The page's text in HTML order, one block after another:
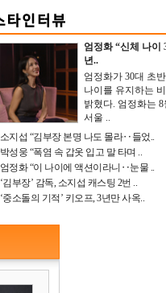
엄정화 “신체 나이
년..
엄정화가 30대 초반
나이를 유지하는
밝혔다. 엄정화는 8
서울 ..
소지섭 “김부장 본명 나도 몰라‥들었..
박성웅 “폭염 속 갑옷 입고 말 타며 ..
엄정화 “이 나이에 액션이라니‥눈물 ..
‘김부장’ 감독, 소지섭 캐스팅 2번 ..
‘중소돌의 기적’ 키오프, 3년만 사옥..